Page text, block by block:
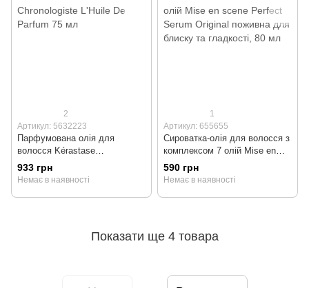
2
Артикул: 5632223
Парфумована олія для
волосся Kérastase
Chronologiste L'Huile De
Parfum 75 мл
933 грн
Немає в наявності
1
Артикул: 655655
Сироватка-олія для волосся з
комплексом 7 олій Mise en
scene Perfect Serum Original
поживна для блиску та
590 грн
Немає в наявності
Показати ще 4 товара